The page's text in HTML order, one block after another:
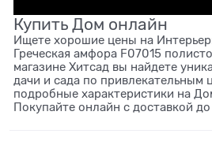
Купить Дом онлайн
Ищете хорошие цены на
Греческая амфора F07015
магазине Хитсад вы найдете
дачи и сада по привлекательным
подробные характеристики на
Покупайте онлайн с доставкой